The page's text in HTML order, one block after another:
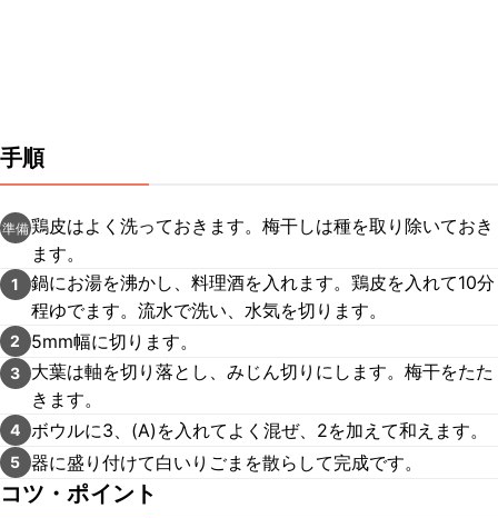
手順
準備鶏皮はよく洗っておきます。梅干しは種を取り除いておき
ます。
1
鍋にお湯を沸かし、料理酒を入れます。鶏皮を入れて10分
程ゆでます。流水で洗い、水気を切ります。
2 5mm幅に切ります。
3
大葉は軸を切り落とし、みじん切りにします。梅干をたた
きます。
4 ボウルに3、(A)を入れてよく混ぜ、2を加えて和えます。
5 器に盛り付けて白いりごまを散らして完成です。
コツ・ポイント